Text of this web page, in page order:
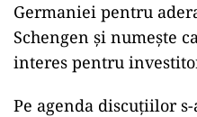
Germaniei pentru
Schengen și numește
interes pentru
Pe agenda discuţiilor